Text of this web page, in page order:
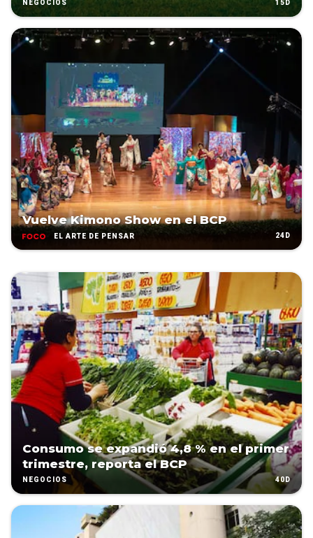
NEGOCIOS 15D
Vuelve Kimono Show en el BCP
EL ARTE DE PENSAR 24D
Consumo se expandió 4,8 % en el primer
trimestre, reporta el BCP
NEGOCIOS 40D